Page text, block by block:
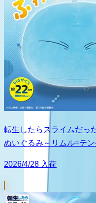
転生したらスライムだ
ぬいぐるみ～リムル=テ
2026/4/28 入荷